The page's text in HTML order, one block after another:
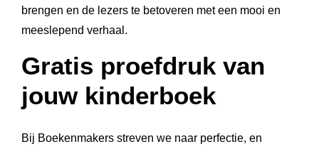
brengen en de lezers te betoveren met een mooi en
meeslepend verhaal.
Gratis proefdruk van
jouw kinderboek
Bij Boekenmakers streven we naar perfectie, en